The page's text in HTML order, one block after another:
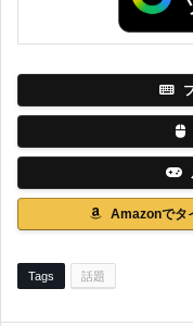
Amazonでタ
Tags 話題